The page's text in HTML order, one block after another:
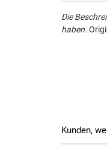
Die
haben.
Kunden,